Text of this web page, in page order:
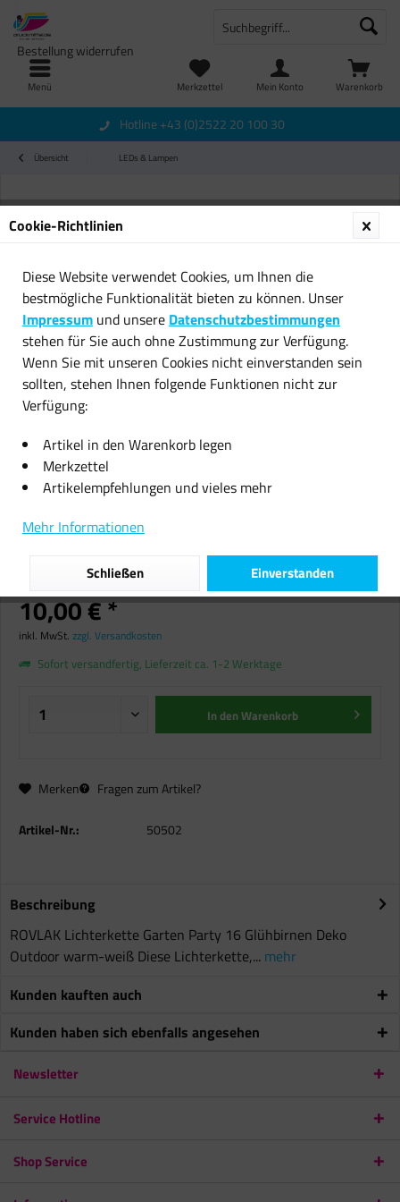
Menü Warenkorb
Merkzettel
Bestellung widerrufen
Mein Konto
Hotline +43 (0)2522 20 100 30
Übersicht LEDs & Lampen
ROVLAK Lichterkette Garten Party
16 Glühbirnen 8m Deko Outdoor
warm-weiß
10,00 € *
inkl. MwSt. zzgl. Versandkosten
Sofort versandfertig, Lieferzeit ca. 1-2 Werktage
In denWarenkorb
Merken Fragen zum Artikel?
Artikel-Nr.: 50502
Beschreibung
ROVLAK Lichterkette Garten Party 16 Glühbirnen Deko
Outdoor warm-weiß Diese Lichterkette,... mehr
Kunden kauften auch
Kunden haben sich ebenfalls angesehen
Newsletter
Service Hotline
Shop Service
Cookie-Richtlinien
Diese Website verwendet Cookies, um Ihnen die
bestmögliche Funktionalität bieten zu können. Unser
Impressum und unsere Datenschutzbestimmungen
stehen für Sie auch ohne Zustimmung zur Verfügung.
Wenn Sie mit unseren Cookies nicht einverstanden sein
sollten, stehen Ihnen folgende Funktionen nicht zur
Verfügung:
Artikel in den Warenkorb legen
Merkzettel
Artikelempfehlungen und vieles mehr
Mehr Informationen
Einverstanden
Schließen